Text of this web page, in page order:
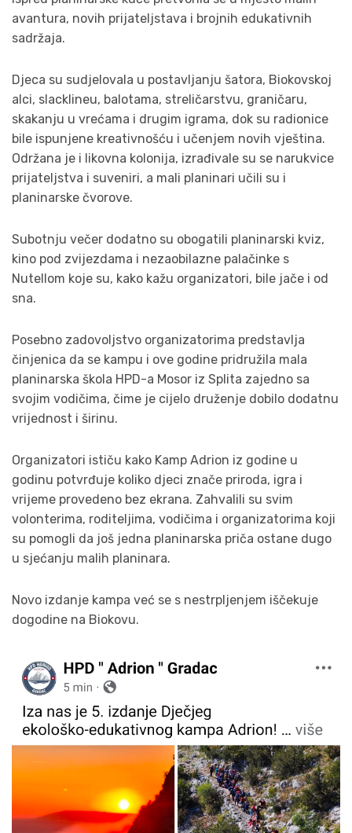
avantura, novih prijateljstava i brojnih edukativnih
sadržaja.
Djeca su sudjelovala u postavljanju šatora, Biokovskoj
alci, slacklineu, balotama, streličarstvu, graničaru,
skakanju u vrećama i drugim igrama, dok su radionice
bile ispunjene kreativnošću i učenjem novih vještina.
Održana je i likovna kolonija, izrađivale su se narukvice
prijateljstva i suveniri, a mali planinari učili su i
planinarske čvorove.
Subotnju večer dodatno su obogatili planinarski kviz,
kino pod zvijezdama i nezaobilazne palačinke s
Nutellom koje su, kako kažu organizatori, bile jače i od
sna.
Posebno zadovoljstvo organizatorima predstavlja
činjenica da se kampu i ove godine pridružila mala
planinarska škola HPD-a Mosor iz Splita zajedno sa
svojim vodičima, čime je cijelo druženje dobilo dodatnu
vrijednost i širinu.
Organizatori ističu kako Kamp Adrion iz godine u
godinu potvrđuje koliko djeci znače priroda, igra i
vrijeme provedeno bez ekrana. Zahvalili su svim
volonterima, roditeljima, vodičima i organizatorima koji
su pomogli da još jedna planinarska priča ostane dugo
u sjećanju malih planinara.
Novo izdanje kampa već se s nestrpljenjem iščekuje
dogodine na Biokovu.